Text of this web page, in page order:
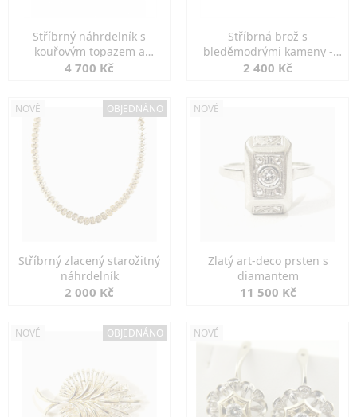
Stříbrný náhrdelník s
kouřovým topazem a
markazity
4 700 Kč
Stříbrná brož s
bleděmodrými kameny -
jemná elegance
2 400 Kč
NOVÉ OBJEDNÁNO
Stříbrný zlacený starožitný
náhrdelník
2 000 Kč
NOVÉ
Zlatý art-deco prsten s
diamantem
11 500 Kč
NOVÉ OBJEDNÁNO NOVÉ